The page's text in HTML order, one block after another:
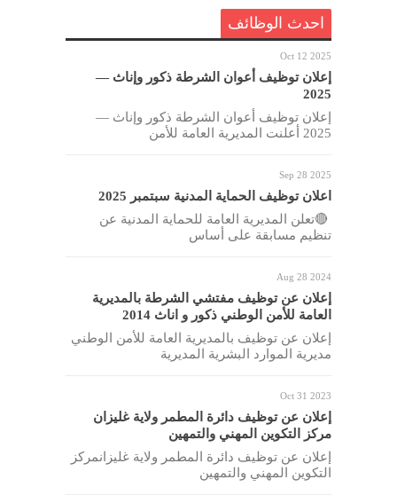
احدث الوظائف
Oct 12 2025
إعلان توظيف أعوان الشرطة ذكور وإناث —
2025
إعلان توظيف أعوان الشرطة ذكور وإناث —
2025 أعلنت المديرية العامة للأمن
Sep 28 2025
اعلان توظيف الحماية المدنية سبتمبر 2025
🔴تعلن المديرية العامة للحماية المدنية عن
تنظيم مسابقة على أساس
Aug 28 2024
إعلان عن توظيف مفتشي الشرطة بالمديرية
العامة للأمن الوطني ذكور و اناث 2014
إعلان عن توظيف بالمديرية العامة للأمن الوطني
مديرية الموارد البشرية المديرية
Oct 31 2023
إعلان عن توظيف دائرة المطمر ولاية غليزان
مركز التكوين المهني والتمهين
إعلان عن توظيف دائرة المطمر ولاية غليزانمركز
التكوين المهني والتمهين